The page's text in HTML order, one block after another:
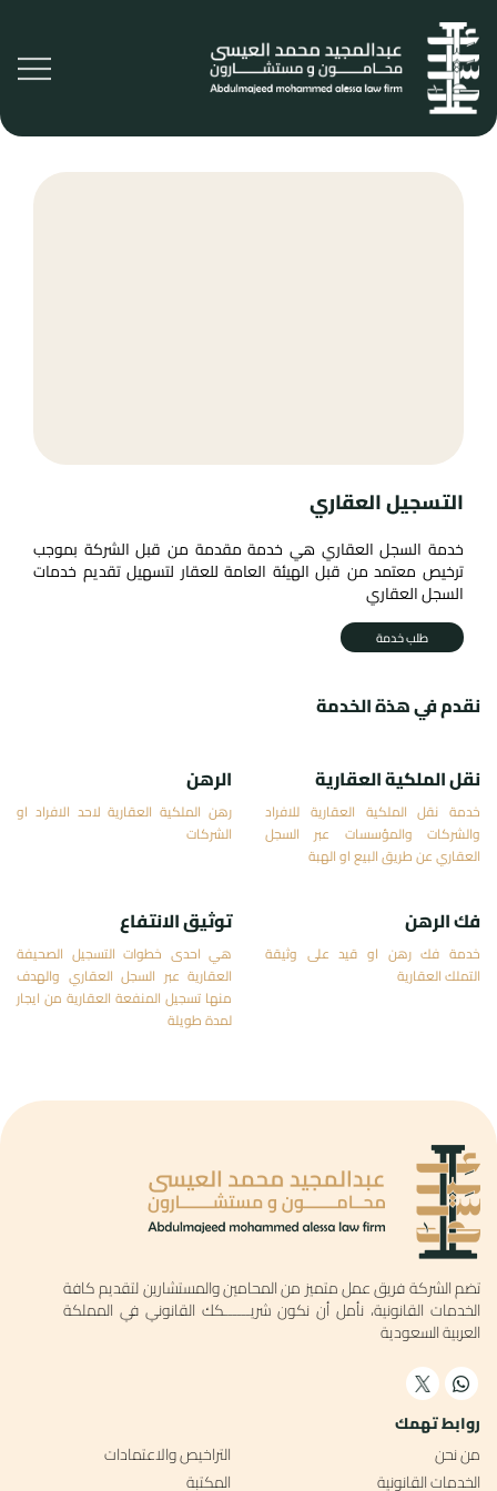
التسجيل العقاري
خدمة السجل العقاري هي خدمة مقدمة من قبل الشركة بموجب
ترخيص معتمد من قبل الهيئة العامة للعقار لتسهيل تقديم خدمات
السجل العقاري
طلب خدمة
نقدم في هذة الخدمة
نقل الملكية العقارية
خدمة نقل الملكية العقارية للافراد
والشركات والمؤسسات عبر السجل
العقاري عن طريق البيع او الهبة
الرهن
رهن الملكية العقارية لاحد الافراد او
الشركات
فك الرهن
خدمة فك رهن او قيد على وثيقة
التملك العقارية
توثيق الانتفاع
هي احدى خطوات التسجيل الصحيفة
العقارية عبر السجل العقاري والهدف
منها تسجيل المنفعة العقارية من ايجار
لمدة طويلة
تضم الشركة فريق عمل متميز من المحامين والمستشارين لتقديم كافة
الخدمات القانونية، نأمل أن نكون شريــــــكك القانوني في المملكة
العربية السعودية
روابط تهمك
من نحن
الخدمات القانونية
التراخيص والاعتمادات
المكتبة